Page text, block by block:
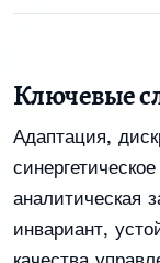
Ключевые
Адаптация,
аналитическая
инвариант,